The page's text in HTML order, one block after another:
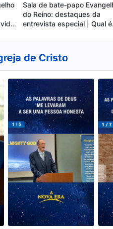
Sala de bate-papo
do Reino: destaques da
entrevista especial | Qual é
de Cristo